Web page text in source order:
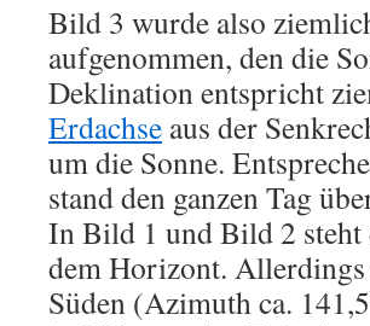
Bild 3 wurde also
aufgenommen, den die
Deklination entspricht
Erdachse aus der
um die Sonne.
stand den ganzen Tag
In Bild 1 und Bild 2 steht
dem Horizont.
Süden (Azimuth ca.